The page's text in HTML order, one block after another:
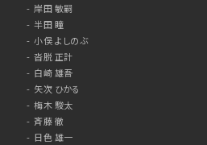
岸田 敏嗣
半田 瞳
小俣 よしのぶ
沓脱 正計
白崎 雄吾
矢次 ひかる
梅木 駿太
斉藤 徹
日色 雄一